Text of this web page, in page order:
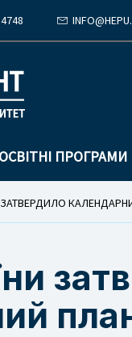
INFO@
ОСВІТНІ ПРОГРАМИ